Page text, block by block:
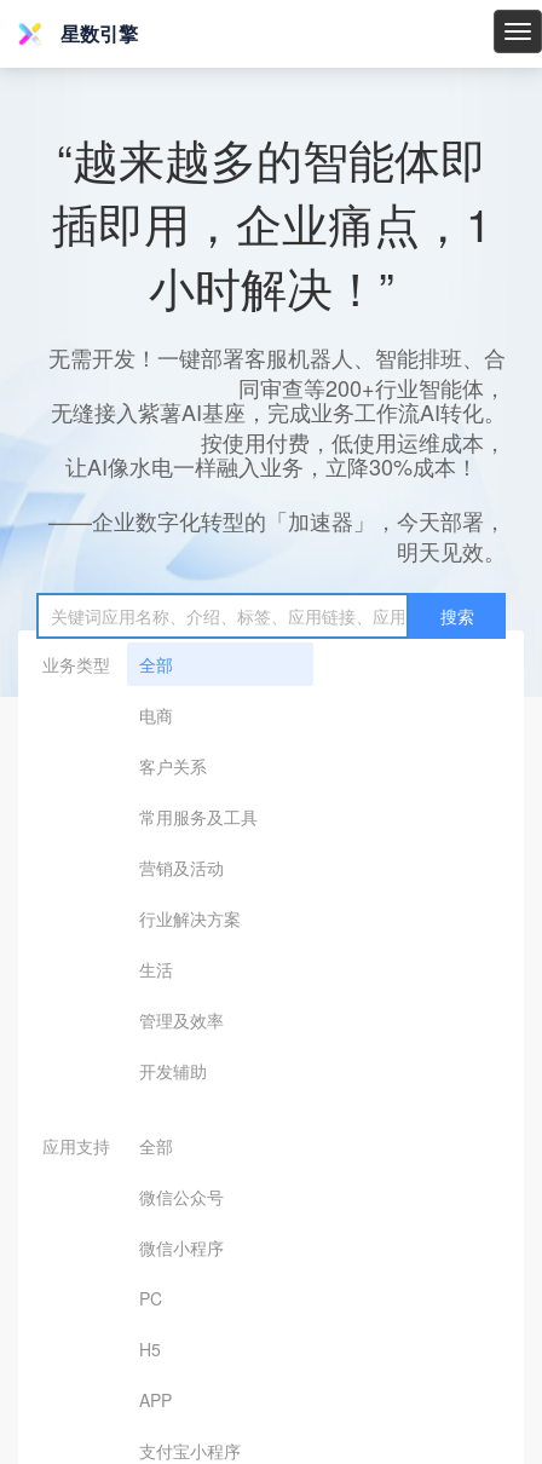
星
星数引擎
“越来越多的智能体即
插即用，企业痛点，1
小时解决！”
无需开发！一键部署客服机器人、智能排班、合
同审查等200+行业智能体，
无缝接入紫薯AI基座，完成业务工作流AI转化。
按使用付费，低使用运维成本，
让AI像水电一样融入业务，立降30%成本！
——企业数字化转型的「加速器」，今天部署，
明天见效。
搜索
业务类型
全部
电商
客户关系
常用服务及工具
营销及活动
行业解决方案
生活
管理及效率
开发辅助
应用支持 全部
微信公众号
微信小程序
PC
H5
APP
支付宝小程序